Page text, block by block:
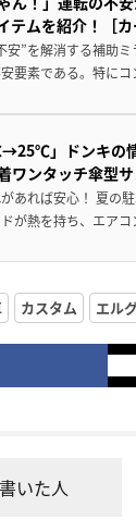
テムを紹介！［
”を解消する補助
要素である。特に
」ドンキの
ンタッチ傘型サ
あれば安心！ 夏の
が熱を持ち、エア
カスタム エル
いた人